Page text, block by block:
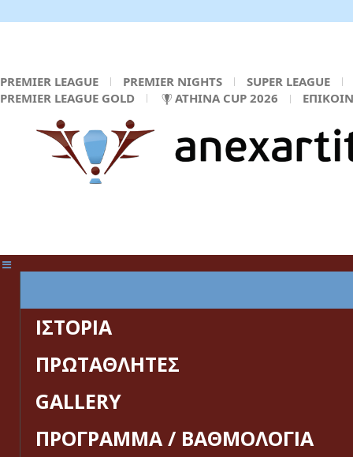
PREMIER LEAGUE PREMIER NIGHTS
SUPER LEAGUE
PREMIER LEAGUE GOLD
ATHINA CUP 2026
ΙΣΤΟΡΙΑ
ΠΡΩΤΑΘΛΗΤΕΣ
GALLERY
ΠΡΟΓΡΑΜΜΑ / ΒΑΘΜΟΛΟΓΙΑ